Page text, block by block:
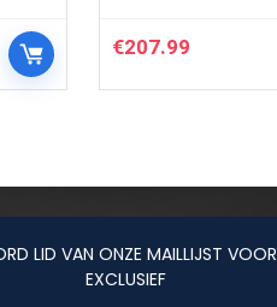
€207.99
LID VAN ONZE MAILLIJST VOOR
EXCLUSIEF